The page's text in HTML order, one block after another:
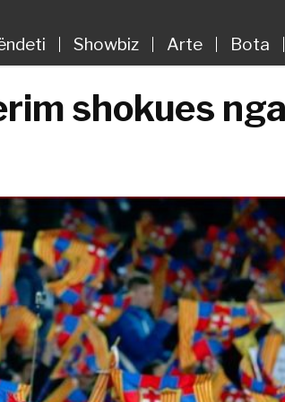
Showbiz Arte Bota
shokues nga